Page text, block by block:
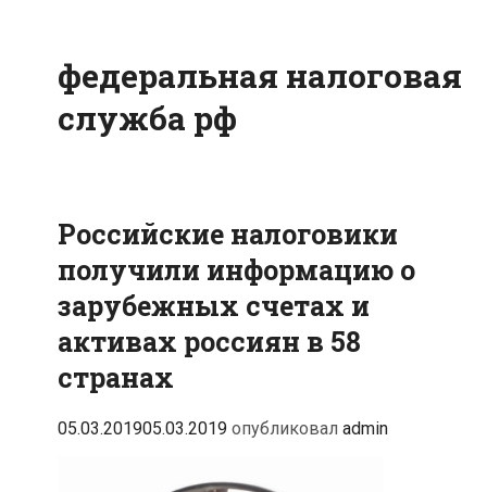
федеральная налоговая
служба рф
Российские налоговики
получили информацию о
зарубежных счетах и
активах россиян в 58
странах
05.03.201905.03.2019 опубликовал admin